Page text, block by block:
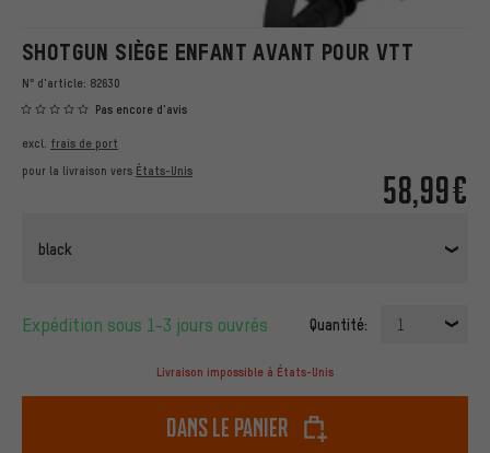
SHOTGUN SIÈGE ENFANT AVANT POUR VTT
N° d'article: 82630
Pas encore d'avis
58,99€
excl. frais de port
pour la livraison vers États-Unis
black
Expédition sous 1-3 jours ouvrés Quantité: 1
Livraison impossible à États-Unis
dans le panier